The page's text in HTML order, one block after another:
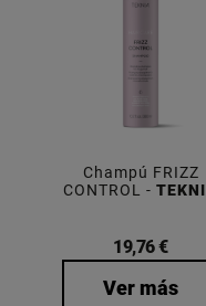
Champú FRIZZ
CONTROL -
19,76 €
Ver más